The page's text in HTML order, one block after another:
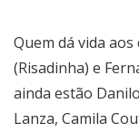
Quem dá vida
(Risadinha) e
ainda estão
Lanza, Camila